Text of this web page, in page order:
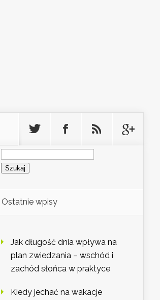
Szukaj:
Ostatnie wpisy
Jak długość dnia wpływa na
plan zwiedzania – wschód i
zachód słońca w praktyce
Kiedy jechać na wakacje